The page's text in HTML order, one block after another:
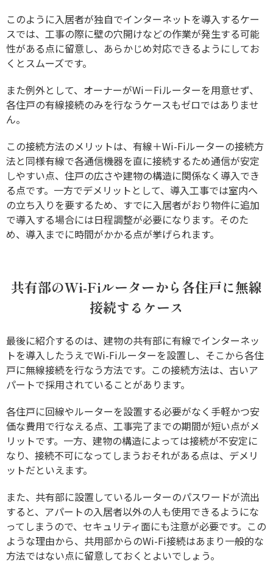
このように入居者が独自でインターネットを導入するケー
スでは、工事の際に壁の穴開けなどの作業が発生する可能
性がある点に留意し、あらかじめ対応できるようにしてお
くとスムーズです。
また例外として、オーナーがWi－Fiルーターを用意せず、
各住戸の有線接続のみを行なうケースもゼロではありませ
ん。
この接続方法のメリットは、有線＋Wi-Fiルーターの接続方
法と同様有線で各通信機器を直に接続するため通信が安定
しやすい点、住戸の広さや建物の構造に関係なく導入でき
る点です。一方でデメリットとして、導入工事では室内へ
の立ち入りを要するため、すでに入居者がおり物件に追加
で導入する場合には日程調整が必要になります。そのた
め、導入までに時間がかかる点が挙げられます。
共有部のWi-Fiルーターから各住戸に無線
接続するケース
最後に紹介するのは、建物の共有部に有線でインターネッ
トを導入したうえでWi-Fiルーターを設置し、そこから各住
戸に無線接続を行なう方法です。この接続方法は、古いア
パートで採用されていることがあります。
各住戸に回線やルーターを設置する必要がなく手軽かつ安
価な費用で行なえる点、工事完了までの期間が短い点がメ
リットです。一方、建物の構造によっては接続が不安定に
なり、接続不可になってしまうおそれがある点は、デメリ
ットだといえます。
また、共有部に設置しているルーターのパスワードが流出
すると、アパートの入居者以外の人も使用できるようにな
ってしまうので、セキュリティ面にも注意が必要です。この
ような理由から、共用部からのWi-Fi接続はあまり一般的な
方法ではない点に留意しておくとよいでしょう。